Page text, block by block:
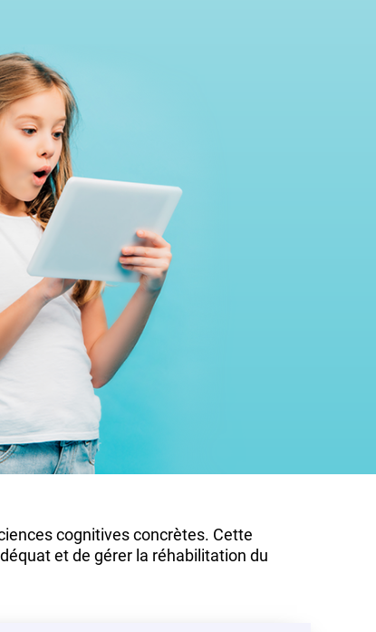
cognitives concrètes. Cette
et de gérer la réhabilitation du